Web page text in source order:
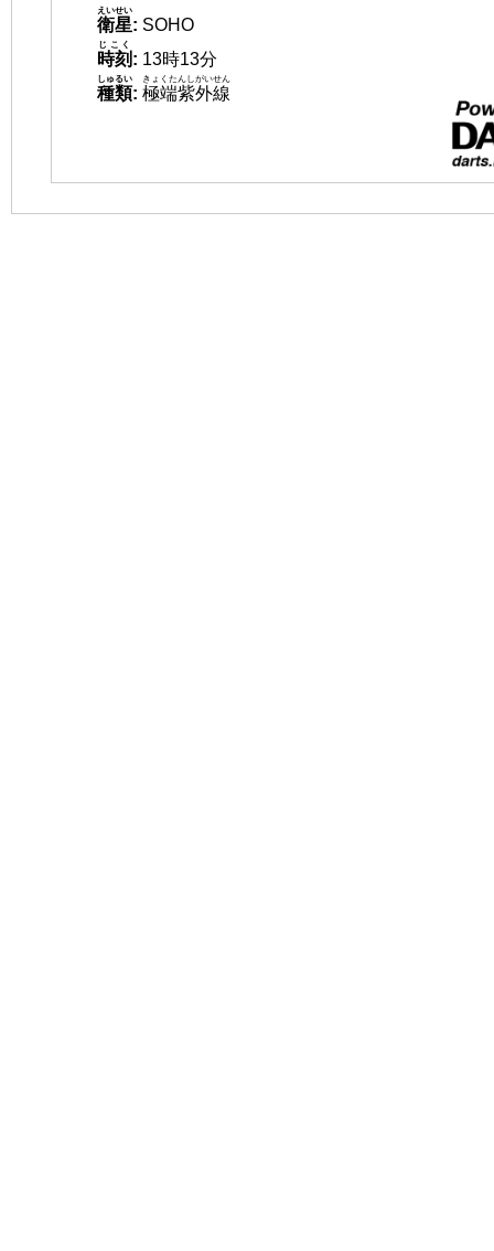
衛星
えいせい
: SOHO
時刻
じこく
: 13時13分
種類
しゅるい
: 極端紫外線
きょくたんしがいせん